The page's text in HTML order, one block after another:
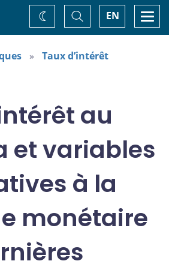
EN
Basculer
la
recherche
Changez
de
thème
Taux d’intérêt
au
et variables
à la
monétaire